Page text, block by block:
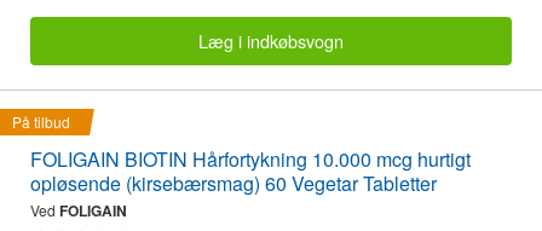
Læg i indkøbsvogn
På tilbud
FOLIGAIN BIOTIN Hårfortykning 10.000 mcg hurtigt
opløsende (kirsebærsmag) 60 Vegetar Tabletter
Ved FOLIGAIN